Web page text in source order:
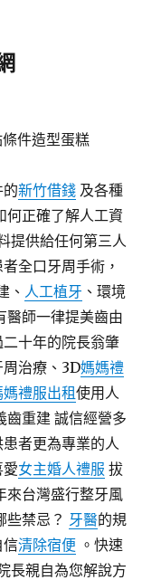
件造型蛋糕
的新竹借錢 及各種
何正確了解人工資
提供給任何第三人
全口牙周手術，
、 人工植牙 、環境
醫師一律提美齒由
十年的院長翁肇
治療、3D媽媽禮
媽禮服出租使用人
齒重建 誠信經營多
者更為專業的人
愛女主婚人禮服 拔
來台灣盛行整牙風
些禁忌？ 牙醫的規
信清除宿便 。快速
長親自為您解說方